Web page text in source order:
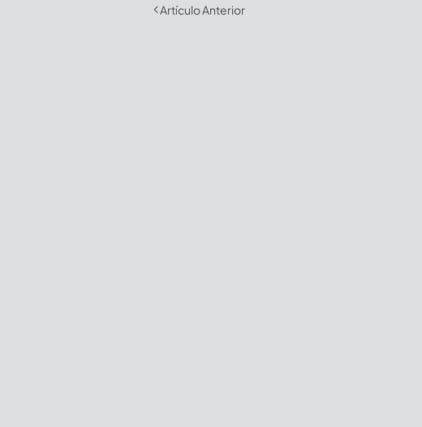
Artículo Anterior